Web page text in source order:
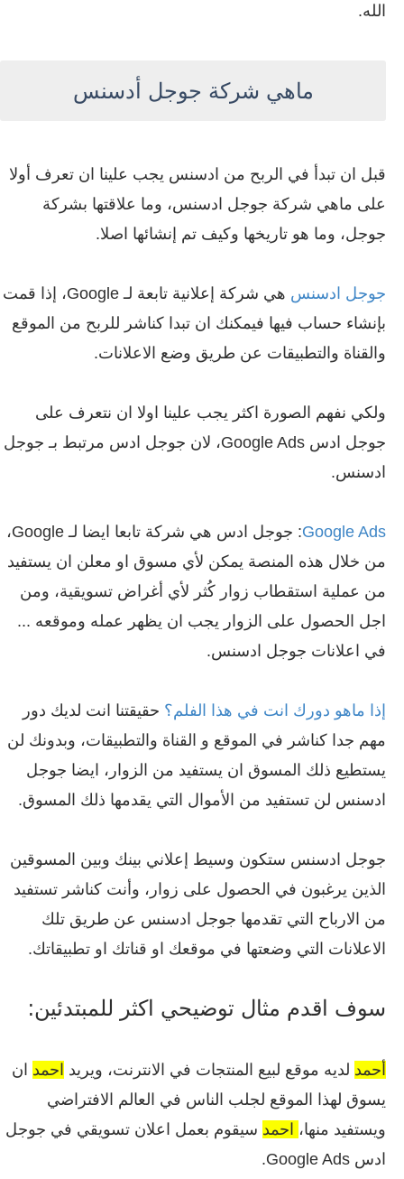
الله.
ماهي شركة جوجل أدسنس
قبل ان تبدأ في الربح من ادسنس يجب علينا ان تعرف أولا
على ماهي شركة جوجل ادسنس، وما علاقتها بشركة
جوجل، وما هو تاريخها وكيف تم إنشائها اصلا.
جوجل ادسنس
هي شركة إعلانية تابعة لـ Google، إذا قمت
بإنشاء حساب فيها فيمكنك ان تبدا كناشر للربح من الموقع
والقناة والتطبيقات عن طريق وضع الاعلانات.
ولكي نفهم الصورة اكثر يجب علينا اولا ان نتعرف على
جوجل ادس Google Ads، لان جوجل ادس مرتبط بـ جوجل
ادسنس.
Google Ads
: جوجل ادس هي شركة تابعا ايضا لـ Google،
من خلال هذه المنصة يمكن لأي مسوق او معلن ان يستفيد
من عملية استقطاب زوار كُثر لأي أغراض تسويقية، ومن
اجل الحصول على الزوار يجب ان يظهر عمله وموقعه ...
في اعلانات جوجل ادسنس.
إذا ماهو دورك انت في هذا الفلم؟ حقيقتنا انت لديك دور
مهم جدا كناشر في الموقع و القناة والتطبيقات، وبدونك لن
يستطيع ذلك المسوق ان يستفيد من الزوار، ايضا جوجل
ادسنس لن تستفيد من الأموال التي يقدمها ذلك المسوق.
جوجل ادسنس ستكون وسيط إعلاني بينك وبين المسوقين
الذين يرغبون في الحصول على زوار، وأنت كناشر تستفيد
من الارباح التي تقدمها جوجل ادسنس عن طريق تلك
الاعلانات التي وضعتها في موقعك او قناتك او تطبيقاتك.
سوف اقدم مثال توضيحي اكثر للمبتدئين:
أحمد لديه موقع لبيع المنتجات في الانترنت، ويريد احمد ان
يسوق لهذا الموقع لجلب الناس في العالم الافتراضي
ويستفيد منها، احمد سيقوم بعمل اعلان تسويقي في جوجل
ادس Google Ads.